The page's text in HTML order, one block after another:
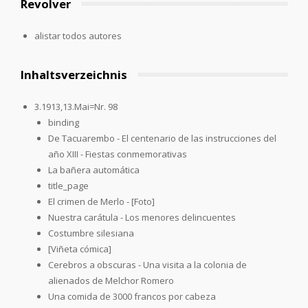
Revolver
alistar todos autores
Inhaltsverzeichnis
3.1913,13.Mai=Nr. 98
binding
De Tacuarembo - El centenario de las instrucciones del
año XIII - Fiestas conmemorativas
La bañera automática
title_page
El crimen de Merlo - [Foto]
Nuestra carátula - Los menores delincuentes
Costumbre silesiana
[Viñeta cómica]
Cerebros a obscuras - Una visita a la colonia de
alienados de Melchor Romero
Una comida de 3000 francos por cabeza